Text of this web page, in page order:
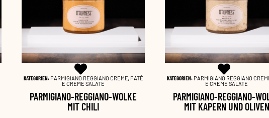
KATEGORIEN: PARMIGIANO REGGIANO CREME PATÉ
E CREME SALATE
PARMIGIANO-REGGIANO-WOLKE
MIT CHILI
KATEGORIEN: PARMIGIANO REGGIANO
E CREME SALATE
PARMIGIANO-REGGIANO-
MIT KAPERN UND OLIVEN